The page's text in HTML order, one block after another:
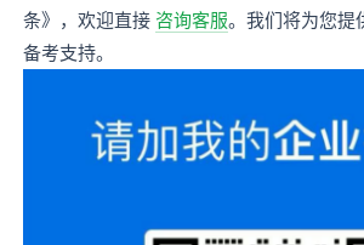
条》，欢迎直接 咨询客服。我们将为您提
备考支持。